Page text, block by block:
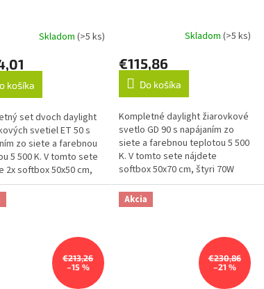
Skladom (>5 ks)
košíka
set dvoch daylight
svetiel ET 50 s
zo siete a farebnou
5 500 K. V tomto sete
2x softbox 50x50 cm,
fluorescenčné...
Skladom (>5 ks)
€115,86
Do košíka
Kompletné daylight žiarovkové
svetlo GD 90 s napájaním zo
siete a farebnou teplotou 5 500
K. V tomto sete nájdete
softbox 50x70 cm, štyri 70W
fluorescenčné žiarovky a 2,2
m...
€213,26
–15 %
Akcia
€230,86
–21 %